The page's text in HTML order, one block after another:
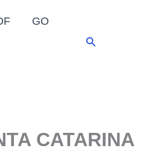
GO
Pesquisar
CATARINA